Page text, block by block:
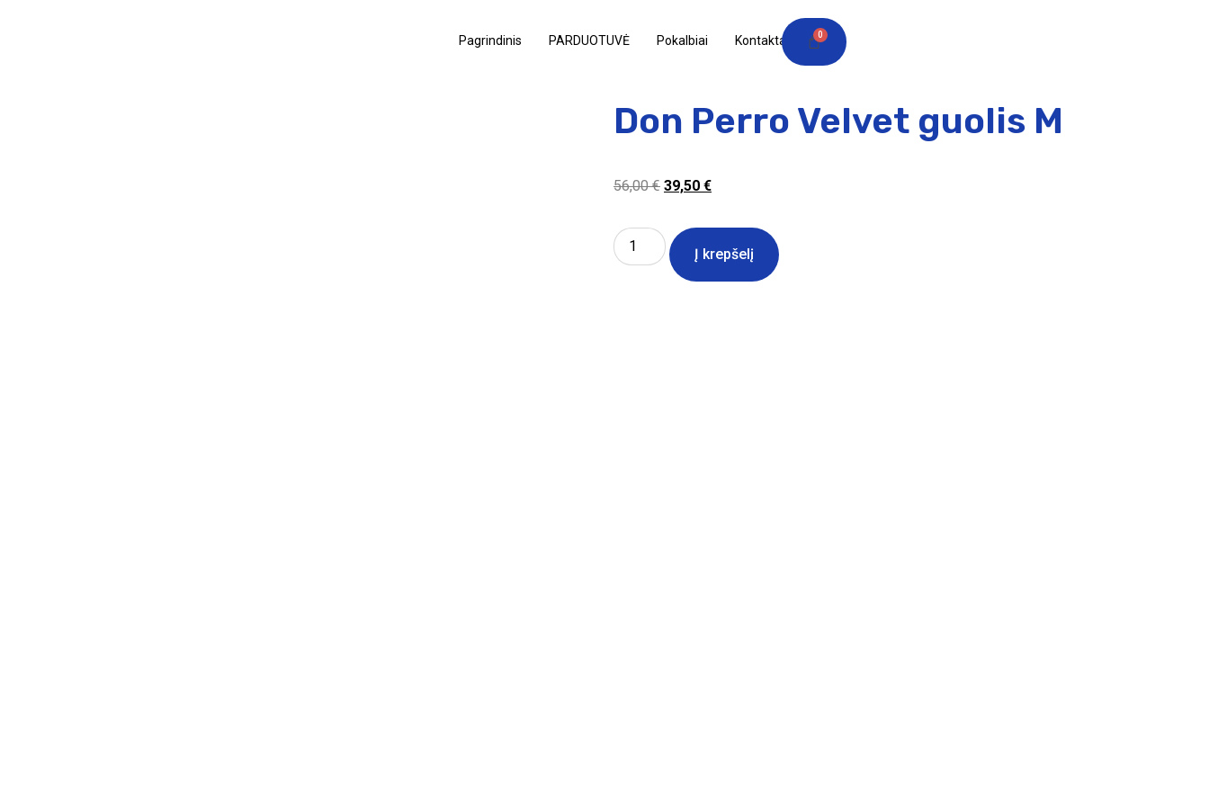
Pagrindinis PARDUOTUVĖ Pokalbiai Kontaktai
Don Perro Velvet guolis M
56,00€ 39,50 €
Į krepšelį